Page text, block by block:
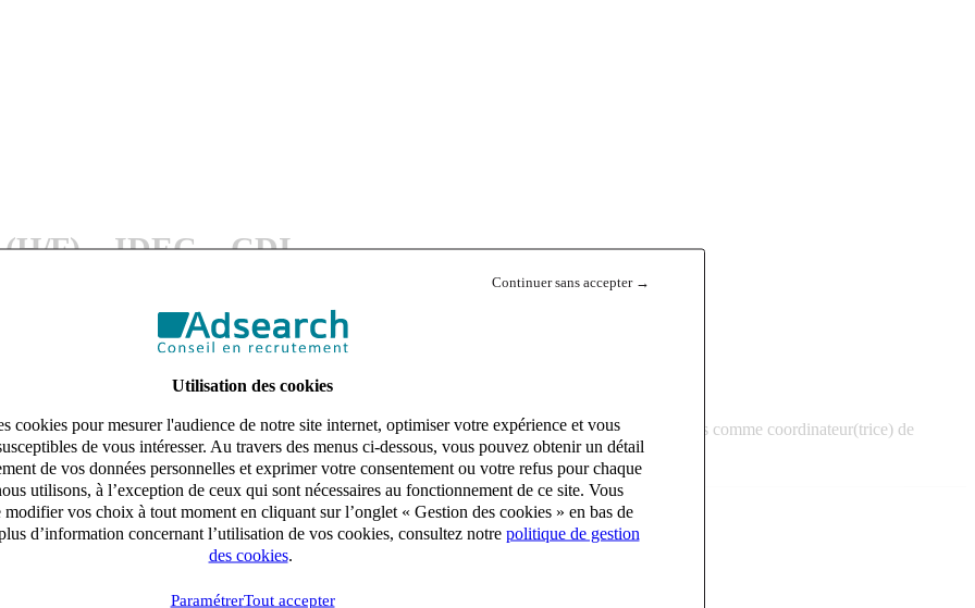
Continuer sans accepter →
Utilisation des cookies
cookies pour mesurer l'audience de notre site internet, optimiser votre expérience et vous
de vous intéresser. Au travers des menus ci-dessous, vous pouvez obtenir un détail
de vos données personnelles et exprimer votre consentement ou votre refus pour chaque
utilisons, à l’exception de ceux qui sont nécessaires au fonctionnement de ce site. Vous
vos choix à tout moment en cliquant sur l’onglet « Gestion des cookies » en bas de
d’information concernant l’utilisation de vos cookies, consultez notre politique de gestion
des cookies.
ParamétrerTout accepter
F) – IDEC – CDI
– Soins à domicile - Seine Saint Denis
la qualité et la continuité des soins à domicile. Véritable pivot du service, vous intervenez à la fois comme coordinateur(trice) de